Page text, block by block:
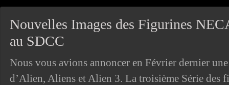
Nouvelles Images des Figurines
au SDCC
Nous vous avions annoncer en Février dernier
d’Alien, Aliens et Alien 3. La troisième Série des